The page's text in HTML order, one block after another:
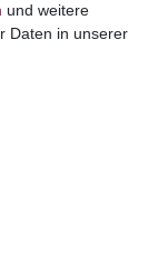
und weitere
Daten in unserer